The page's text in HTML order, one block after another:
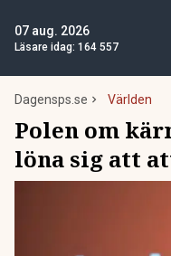
07 aug. 2026
Läsare idag: 164 557
Dagensps.se Världen
Polen om
löna sig att